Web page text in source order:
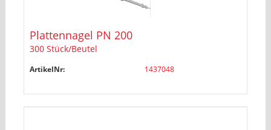
Plattennagel PN 200
300 Stück/Beutel
ArtikelNr: 1437048